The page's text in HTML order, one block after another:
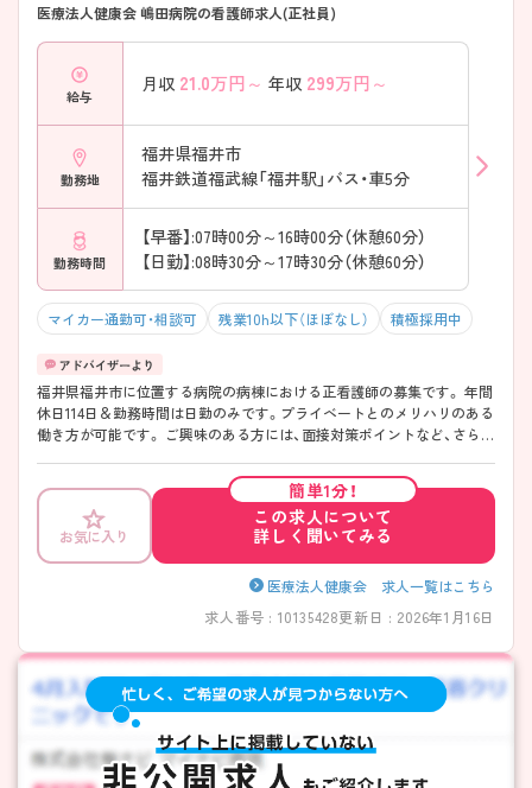
医療法人健康会 嶋田病院の看護師求人(正社員)
給与
月収 21.0万円～ 年収 299万円～
勤務地
福井県福井市
福井鉄道福武線「福井駅」バス・車5分
勤務時間
【早番】:07時00分～16時00分（休憩60分）
【日勤】:08時30分～17時30分（休憩60分）
マイカー通勤可・相談可 残業10h以下（ほぼなし） 積極採用中
福井県福井市に位置する病院の病棟における正看護師の募集です。 年間
休日114日＆勤務時間は日勤のみです。プライベートとのメリハリのある
働き方が可能です。 ご興味のある方には、面接対策ポイントなど、さらに
お気に入り
簡単1分！
この求人について
詳しく聞いてみる
医療法人健康会 求人一覧はこちら
求人番号 : 10135428更新日 : 2026年1月16日